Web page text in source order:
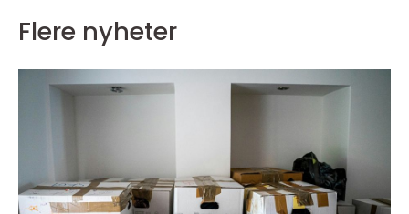
Flere nyheter